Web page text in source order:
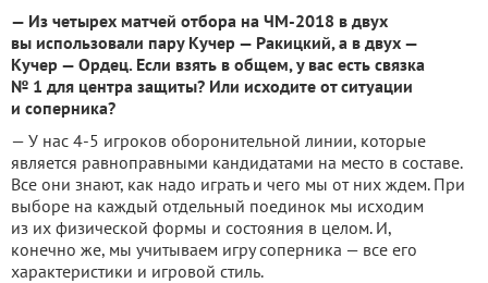
— Из четырех матчей отбора на ЧМ-2018 в двух
вы использовали пару Кучер — Ракицкий, а в двух —
Кучер — Ордец. Если взять в общем, у вас есть связка
№ 1 для центра защиты? Или исходите от ситуации
и соперника?
— У нас 4-5 игроков оборонительной линии, которые
является равноправными кандидатами на место в составе.
Все они знают, как надо играть и чего мы от них ждем. При
выборе на каждый отдельный поединок мы исходим
из их физической формы и состояния в целом. И,
конечно же, мы учитываем игру соперника — все его
характеристики и игровой стиль.